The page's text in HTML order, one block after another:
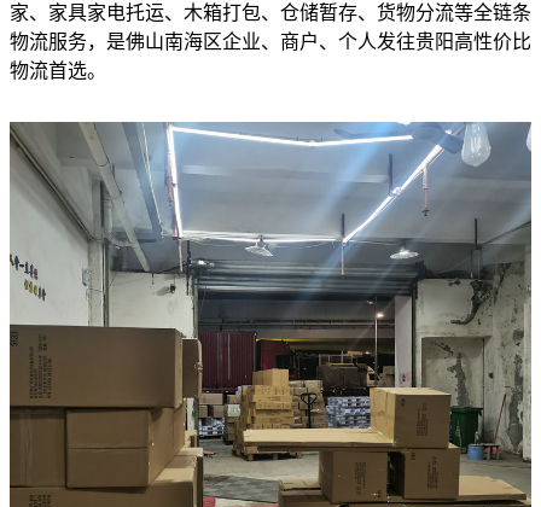
家、家具家电托运、木箱打包、仓储暂存、货物分流等全链条
物流服务，是佛山南海区企业、商户、个人发往贵阳高性价比
物流首选。